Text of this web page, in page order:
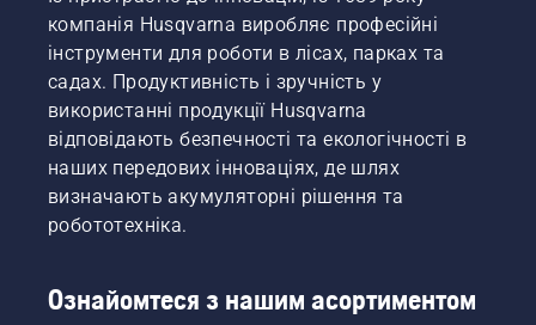
компанія Husqvarna виробляє професійні
інструменти для роботи в лісах, парках та
садах. Продуктивність і зручність у
використанні продукції Husqvarna
відповідають безпечності та екологічності в
наших передових інноваціях, де шлях
визначають акумуляторні рішення та
робототехніка.
Ознайомтеся з нашим асортиментом